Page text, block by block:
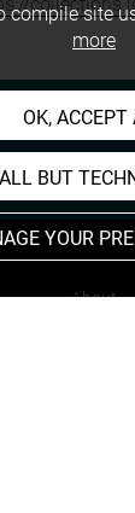
About
compile site
more
OK, ACCEPT
BUT
YOUR